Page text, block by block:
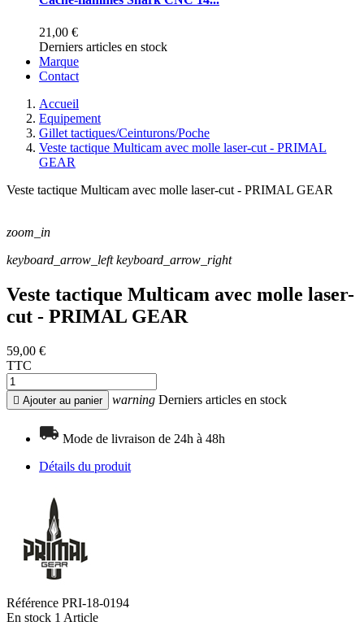
21,00 €
Derniers articles en stock
Marque
Contact
Accueil
Equipement
Gillet tactiques/Ceinturons/Poche
Veste tactique Multicam avec molle laser-cut - PRIMAL
GEAR
Veste tactique Multicam avec molle laser-cut - PRIMAL GEAR
zoom_in
keyboard_arrow_left keyboard_arrow_right
Veste tactique Multicam avec molle laser-
cut - PRIMAL GEAR
59,00 €
TTC
 Ajouter au panier warning Derniers articles en stock
Mode de livraison de 24h à 48h
Détails du produit
Référence PRI-18-0194
En stock 1 Article